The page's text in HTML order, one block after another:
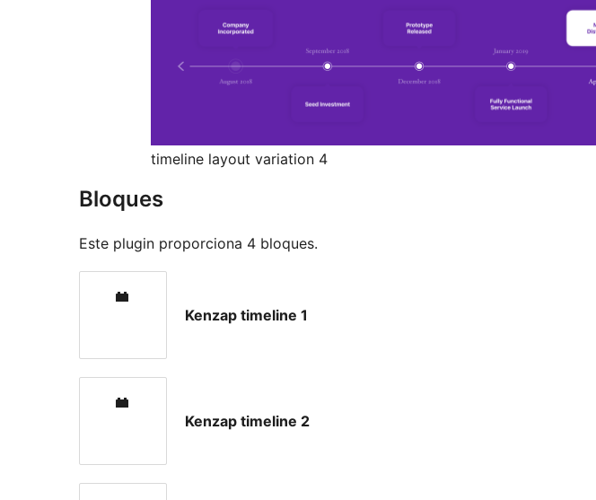
timeline layout variation 4
Bloques
Este plugin proporciona 4 bloques.
Kenzap timeline 1
Kenzap timeline 2